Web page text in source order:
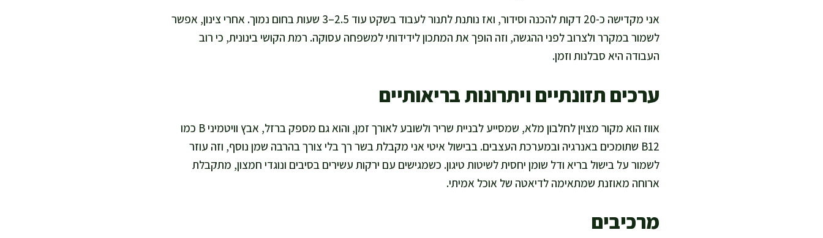
אני מקדישה כ-20 דקות להכנה וסידור, ואז נותנת לתנור לעבוד בשקט עוד 2.5–3 שעות בחום נמוך. אחרי צינון, אפשר
לשמור במקרר ולצרוב לפני ההגשה, וזה הופך את המתכון לידידותי למשפחה עסוקה. רמת הקושי בינונית, כי רוב
העבודה היא סבלנות וזמן.
ערכים תזונתיים ויתרונות בריאותיים
אווז הוא מקור מצוין לחלבון מלא, שמסייע לבניית שריר ולשובע לאורך זמן, והוא גם מספק ברזל, אבץ וויטמיני B כמו
B12 שתומכים באנרגיה ובמערכת העצבים. בבישול איטי אני מקבלת בשר רך בלי צורך בהרבה שמן נוסף, וזה עוזר
לשמור על בישול בריא ודל שומן יחסית לשיטות טיגון. כשמגישים עם ירקות עשירים בסיבים ונוגדי חמצון, מתקבלת
ארוחה מאוזנת שמתאימה לדיאטה של אוכל אמיתי.
מרכיבים